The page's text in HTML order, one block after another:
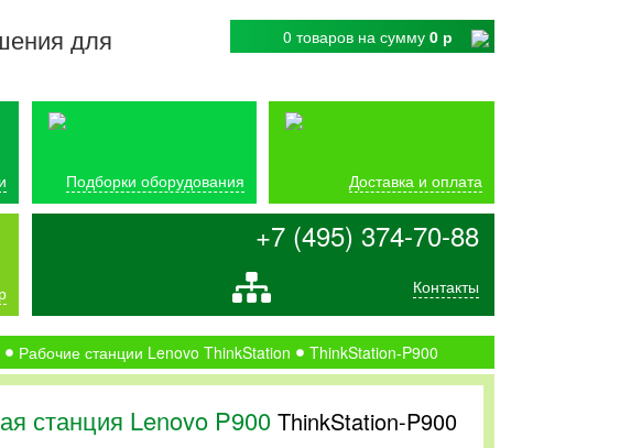
для
0 товаров на сумму 0 р
Подборки оборудования Доставка и оплата
+7 (495) 374-70-88
Контакты
Рабочие станции Lenovo ThinkStation ThinkStation-P900
станция Lenovo P900 ThinkStation-P900